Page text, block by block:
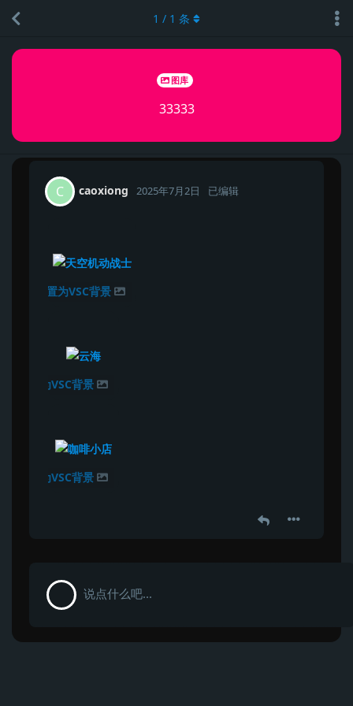
图库
33333
1 / 1 条
C caoxiong 2025年7月2日 已编辑
设置为VSC背景
设置为VSC背景
设置为VSC背景
说点什么吧...